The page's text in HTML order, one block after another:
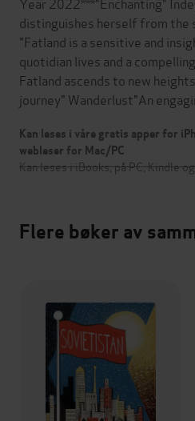
distinguishes herself from the
"Fatland is a sensitive and
quotidian lives and a
Fatland ascends to new
journey" Wanderlust"An
Kan leses i våre gratis apper for
webleser for Mac/PC
Kan leses i iBooks, på PC, Kindle
Flere bøker av